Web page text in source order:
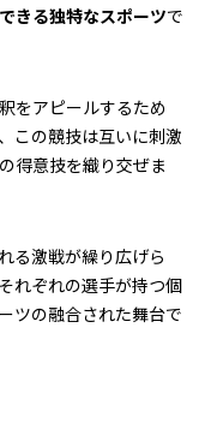
きる独特なスポーツで
をアピールするため
この競技は互いに刺激
得意技を織り交ぜま
る激戦が繰り広げら
れぞれの選手が持つ個
ツの融合された舞台で